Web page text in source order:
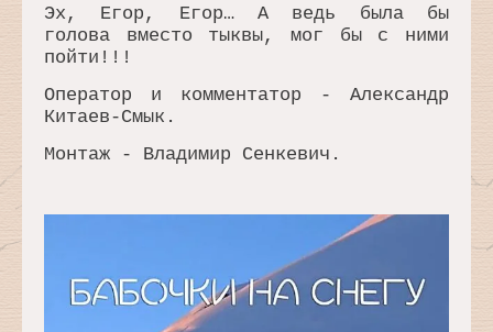
Эх, Егор, Егор… А ведь была бы
голова вместо тыквы, мог бы с ними
пойти!!!
Оператор и комментатор - Александр
Китаев-Смык.
Монтаж - Владимир Сенкевич.